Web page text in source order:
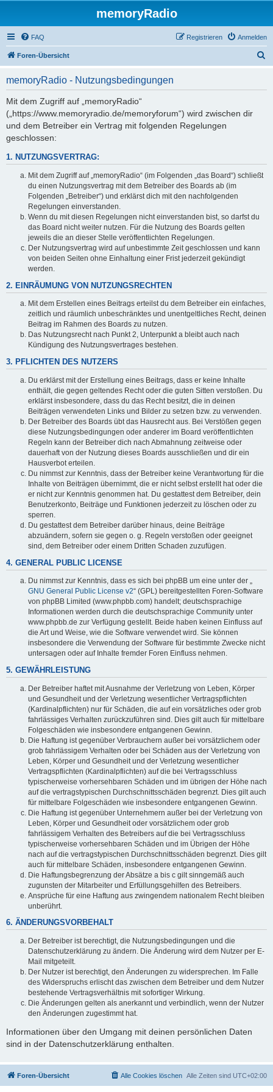
memoryRadio
FAQ Anmelden
Registrieren
Foren-Übersicht
memoryRadio - Nutzungsbedingungen
Mit dem Zugriff auf „memoryRadio“
(„https://www.memoryradio.de/memoryforum“) wird zwischen dir
und dem Betreiber ein Vertrag mit folgenden Regelungen
geschlossen:
1. NUTZUNGSVERTRAG:
Mit dem Zugriff auf „memoryRadio“ (im Folgenden „das Board“) schließt
du einen Nutzungsvertrag mit dem Betreiber des Boards ab (im
Folgenden „Betreiber“) und erklärst dich mit den nachfolgenden
Regelungen einverstanden.
Wenn du mit diesen Regelungen nicht einverstanden bist, so darfst du
das Board nicht weiter nutzen. Für die Nutzung des Boards gelten
jeweils die an dieser Stelle veröffentlichten Regelungen.
Der Nutzungsvertrag wird auf unbestimmte Zeit geschlossen und kann
von beiden Seiten ohne Einhaltung einer Frist jederzeit gekündigt
werden.
2. EINRÄUMUNG VON NUTZUNGSRECHTEN
Mit dem Erstellen eines Beitrags erteilst du dem Betreiber ein einfaches,
zeitlich und räumlich unbeschränktes und unentgeltliches Recht, deinen
Beitrag im Rahmen des Boards zu nutzen.
Das Nutzungsrecht nach Punkt 2, Unterpunkt a bleibt auch nach
Kündigung des Nutzungsvertrages bestehen.
3. PFLICHTEN DES NUTZERS
Du erklärst mit der Erstellung eines Beitrags, dass er keine Inhalte
enthält, die gegen geltendes Recht oder die guten Sitten verstoßen. Du
erklärst insbesondere, dass du das Recht besitzt, die in deinen
Beiträgen verwendeten Links und Bilder zu setzen bzw. zu verwenden.
Der Betreiber des Boards übt das Hausrecht aus. Bei Verstößen gegen
diese Nutzungsbedingungen oder anderer im Board veröffentlichten
Regeln kann der Betreiber dich nach Abmahnung zeitweise oder
dauerhaft von der Nutzung dieses Boards ausschließen und dir ein
Hausverbot erteilen.
Du nimmst zur Kenntnis, dass der Betreiber keine Verantwortung für die
Inhalte von Beiträgen übernimmt, die er nicht selbst erstellt hat oder die
er nicht zur Kenntnis genommen hat. Du gestattest dem Betreiber, dein
Benutzerkonto, Beiträge und Funktionen jederzeit zu löschen oder zu
sperren.
Du gestattest dem Betreiber darüber hinaus, deine Beiträge
abzuändern, sofern sie gegen o. g. Regeln verstoßen oder geeignet
sind, dem Betreiber oder einem Dritten Schaden zuzufügen.
4. GENERAL PUBLIC LICENSE
Du nimmst zur Kenntnis, dass es sich bei phpBB um eine unter der „
GNU General Public License v2“ (GPL) bereitgestellten Foren-Software
von phpBB Limited (www.phpbb.com) handelt; deutschsprachige
Informationen werden durch die deutschsprachige Community unter
www.phpbb.de zur Verfügung gestellt. Beide haben keinen Einfluss auf
die Art und Weise, wie die Software verwendet wird. Sie können
insbesondere die Verwendung der Software für bestimmte Zwecke nicht
untersagen oder auf Inhalte fremder Foren Einfluss nehmen.
5. GEWÄHRLEISTUNG
Der Betreiber haftet mit Ausnahme der Verletzung von Leben, Körper
und Gesundheit und der Verletzung wesentlicher Vertragspflichten
(Kardinalpflichten) nur für Schäden, die auf ein vorsätzliches oder grob
fahrlässiges Verhalten zurückzuführen sind. Dies gilt auch für mittelbare
Folgeschäden wie insbesondere entgangenen Gewinn.
Die Haftung ist gegenüber Verbrauchern außer bei vorsätzlichem oder
grob fahrlässigem Verhalten oder bei Schäden aus der Verletzung von
Leben, Körper und Gesundheit und der Verletzung wesentlicher
Vertragspflichten (Kardinalpflichten) auf die bei Vertragsschluss
typischerweise vorhersehbaren Schäden und im übrigen der Höhe nach
auf die vertragstypischen Durchschnittsschäden begrenzt. Dies gilt auch
für mittelbare Folgeschäden wie insbesondere entgangenen Gewinn.
Die Haftung ist gegenüber Unternehmern außer bei der Verletzung von
Leben, Körper und Gesundheit oder vorsätzlichem oder grob
fahrlässigem Verhalten des Betreibers auf die bei Vertragsschluss
typischerweise vorhersehbaren Schäden und im Übrigen der Höhe
nach auf die vertragstypischen Durchschnittsschäden begrenzt. Dies gilt
auch für mittelbare Schäden, insbesondere entgangenen Gewinn.
Die Haftungsbegrenzung der Absätze a bis c gilt sinngemäß auch
zugunsten der Mitarbeiter und Erfüllungsgehilfen des Betreibers.
Ansprüche für eine Haftung aus zwingendem nationalem Recht bleiben
unberührt.
6. ÄNDERUNGSVORBEHALT
Der Betreiber ist berechtigt, die Nutzungsbedingungen und die
Datenschutzerklärung zu ändern. Die Änderung wird dem Nutzer per E-
Mail mitgeteilt.
Der Nutzer ist berechtigt, den Änderungen zu widersprechen. Im Falle
des Widerspruchs erlischt das zwischen dem Betreiber und dem Nutzer
bestehende Vertragsverhältnis mit sofortiger Wirkung.
Die Änderungen gelten als anerkannt und verbindlich, wenn der Nutzer
den Änderungen zugestimmt hat.
Informationen über den Umgang mit deinen persönlichen Daten
sind in der Datenschutzerklärung enthalten.
Foren-Übersicht Alle Zeiten sind UTC+02:00
Alle Cookies löschen